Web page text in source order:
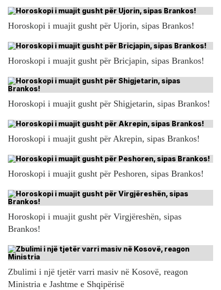
Horoskopi i muajit gusht për Ujorin, sipas Brankos!
Horoskopi i muajit gusht për Bricjapin, sipas Brankos!
Horoskopi i muajit gusht për Shigjetarin, sipas Brankos!
Horoskopi i muajit gusht për Akrepin, sipas Brankos!
Horoskopi i muajit gusht për Peshoren, sipas Brankos!
Horoskopi i muajit gusht për Virgjëreshën, sipas
Brankos!
Zbulimi i një tjetër varri masiv në Kosovë, reagon
Ministria e Jashtme e Shqipërisë